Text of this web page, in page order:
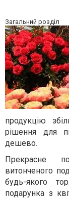
Загальний розділ
продукцію
рішення для
дешево.
Прекрасне
витонченого
будь-якого
подарунка з